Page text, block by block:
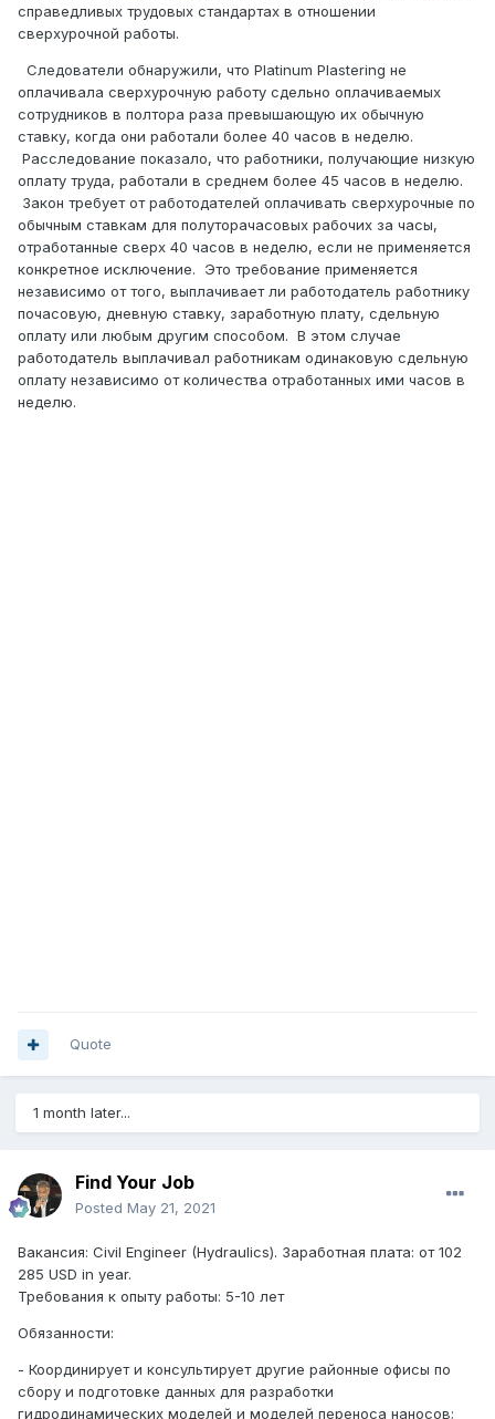
справедливых трудовых стандартах в отношении
сверхурочной работы.
Следователи обнаружили, что Platinum Plastering не
оплачивала сверхурочную работу сдельно оплачиваемых
сотрудников в полтора раза превышающую их обычную
ставку, когда они работали более 40 часов в неделю.
Расследование показало, что работники, получающие низкую
оплату труда, работали в среднем более 45 часов в неделю.
Закон требует от работодателей оплачивать сверхурочные по
обычным ставкам для полуторачасовых рабочих за часы,
отработанные сверх 40 часов в неделю, если не применяется
конкретное исключение. Это требование применяется
независимо от того, выплачивает ли работодатель работнику
почасовую, дневную ставку, заработную плату, сдельную
оплату или любым другим способом. В этом случае
работодатель выплачивал работникам одинаковую сдельную
оплату независимо от количества отработанных ими часов в
неделю.
Quote
1 month later...
Find Your Job
Posted May 21, 2021
Вакансия: Civil Engineer (Hydraulics). Заработная плата: от 102
285 USD in year.
Требования к опыту работы: 5-10 лет
Обязанности:
- Координирует и консультирует другие районные офисы по
сбору и подготовке данных для разработки
гидродинамических моделей и моделей переноса наносов;